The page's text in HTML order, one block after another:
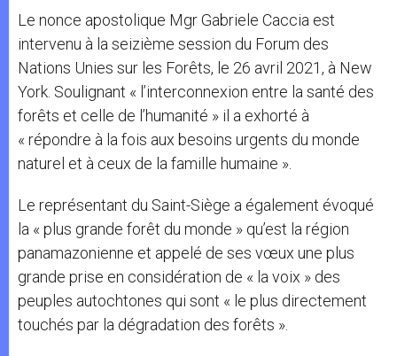
Le nonce apostolique Mgr Gabriele Caccia est
intervenu à la seizième session du Forum des
Nations Unies sur les Forêts, le 26 avril 2021, à New
York. Soulignant « l’interconnexion entre la santé des
forêts et celle de l’humanité » il a exhorté à
« répondre à la fois aux besoins urgents du monde
naturel et à ceux de la famille humaine ».
Le représentant du Saint-Siège a également évoqué
la « plus grande forêt du monde » qu’est la région
panamazonienne et appelé de ses vœux une plus
grande prise en considération de « la voix » des
peuples autochtones qui sont « le plus directement
touchés par la dégradation des forêts ».